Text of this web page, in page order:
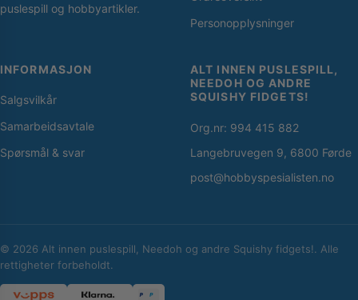
puslespill og hobbyartikler.
Personopplysninger
INFORMASJON
Salgsvilkår
Samarbeidsavtale
Spørsmål & svar
ALT INNEN PUSLESPILL,
NEEDOH OG ANDRE
SQUISHY FIDGETS!
Org.nr: 994 415 882
Langebruvegen 9, 6800 Førde
post@hobbyspesialisten.no
© 2026 Alt innen puslespill, Needoh og andre Squishy fidgets!. Alle
rettigheter forbeholdt.